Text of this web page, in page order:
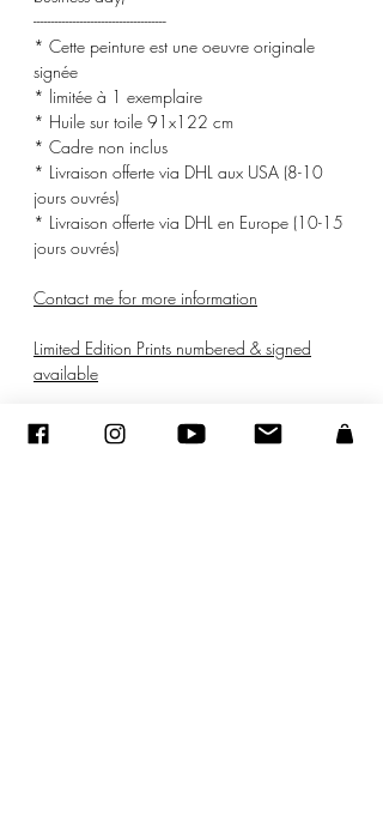
-------------------------------------
* Cette peinture est une oeuvre originale
signée
* limitée à 1 exemplaire
* Huile sur toile 91x122 cm
* Cadre non inclus
* Livraison offerte via DHL aux USA (8-10
jours ouvrés)
* Livraison offerte via DHL en Europe (10-15
jours ouvrés)
Contact me for more information
Limited Edition Prints numbered & signed
available
© ADAGP